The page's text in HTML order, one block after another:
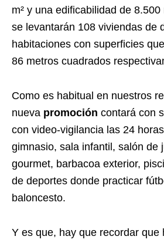
m² y una edificabilidad de
se levantarán 108 viviendas de
habitaciones con superficies
86 metros cuadrados
Como es habitual en nuestros
nueva promoción contará con
con video-vigilancia las 24
gimnasio, sala infantil, salón de
gourmet, barbacoa exterior,
de deportes donde practicar
baloncesto.
Y es que, hay que recordar que